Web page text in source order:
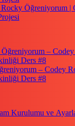
Öğreniyorum |
– Codey
Ders #8